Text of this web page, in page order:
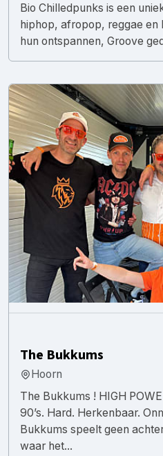
Bio Chilledpunks is een
hiphop, afropop, reggae
hun ontspannen, Groove
The Bukkums
Hoorn
The Bukkums ! HIGH
90’s. Hard. Herkenbaar.
Bukkums speelt geen
waar het...